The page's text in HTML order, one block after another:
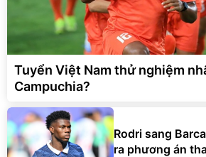
Tuyển Việt Nam thử nghiệm
Campuchia?
Rodri sang
ra phương án